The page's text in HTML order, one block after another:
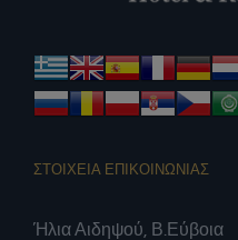
ΣΤΟΙΧΕΙΑ ΕΠΙΚΟΙΝΩΝΙΑΣ
Ήλια Αιδηψού, Β.Εύβοια